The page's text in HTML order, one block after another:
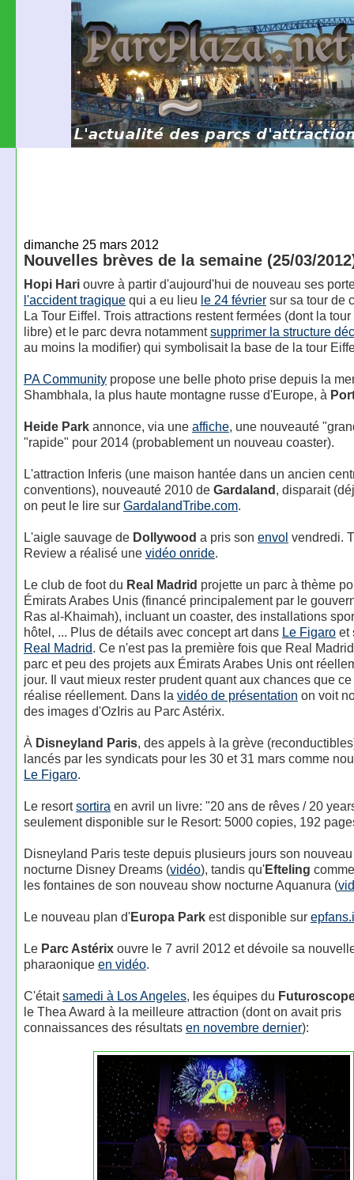
dimanche 25 mars 2012
Nouvelles brèves de la semaine (25/03/
Hopi Hariouvre à partir d'aujourd'hui de nouveau ses
l'accident tragiquequi a eu lieu le 24 févriersur sa tour de
La Tour Eiffel. Trois attractions restent fermées (dont la
libre) et le parc devra notammentsupprimer la structure
au moins la modifier) qui symbolisait la base de la tour
PA Communitypropose une belle photo prise depuis la
Shambhala, la plus haute montagne russe d'Europe, à
Heide Parkannonce, via une affiche, une nouveauté
"rapide" pour 2014 (probablement un nouveau coaster).
L'attraction Inferis (une maison hantée dans un ancien
conventions), nouveauté 2010 de Gardaland, disparait
on peut le lire sur GardalandTribe.com.
L'aigle sauvage de Dollywood a pris son envol vendredi.
Review a réalisé une vidéo onride.
Le club de foot du Real Madrid projette un parc à thème
Émirats Arabes Unis (financé principalement par le
Ras al-Khaimah), incluant un coaster, des installations
hôtel, ... Plus de détails avec concept art dans Le Figaroet
Real Madrid. Ce n'est pas la première fois que Real
parc et peu des projets aux Émirats Arabes Unis ont
jour. Il vaut mieux rester prudent quant aux chances que
réalise réellement. Dans la vidéo de présentation on voit
des images d'OzIris au Parc Astérix.
À Disneyland Paris, des appels à la grève
lancés par les syndicats pour les 30 et 31 mars comme
Le Figaro.
Le resortsortira en avril un livre: "20 ans de rêves / 20
seulement disponible sur le Resort: 5000 copies, 192
Disneyland Paris teste depuis plusieurs jours son
nocturne Disney Dreams (vidéo), tandis qu'Efteling
les fontaines de son nouveau show nocturne Aquanura (
Le nouveau plan d'Europa Parkest disponible sur
Le Parc Astérixouvre le 7 avril 2012 et dévoile sa
pharaonique en vidéo.
C'étaitsamedi à Los Angeles, les équipes du
le Thea Award à la meilleure attraction (dont on avait pris
connaissances des résultats en novembre dernier):